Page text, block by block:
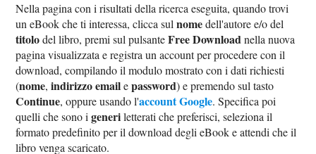
Nella pagina con i risultati della ricerca eseguita, quando trovi
un eBook che ti interessa, clicca sulnomedell'autore e/o del
titolodel libro, premi sul pulsanteFree Downloadnella nuova
pagina visualizzata e registra un account per procedere con il
download, compilando il modulo mostrato con i dati richiesti
(nome,indirizzo emailepassword) e premendo sul tasto
Continue, oppure usando l'account Google. Specifica poi
quelli che sono igeneriletterati che preferisci, seleziona il
formato predefinito per il download degli eBook e attendi che il
libro venga scaricato.